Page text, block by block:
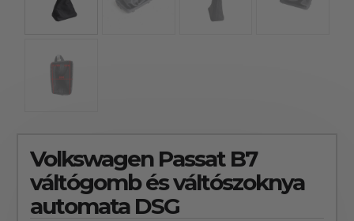
Volkswagen Passat B7
váltógomb és váltószoknya
automata DSG